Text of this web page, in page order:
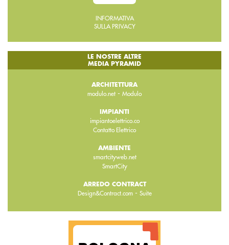
INFORMATIVA
SULLA PRIVACY
LE NOSTRE ALTRE
MEDIA PYRAMID
ARCHITETTURA
modulo.net - Modulo
IMPIANTI
impiantoelettrico.co
Contatto Elettrico
AMBIENTE
smartcityweb.net
SmartCity
ARREDO CONTRACT
Design&Contract.com- Suite